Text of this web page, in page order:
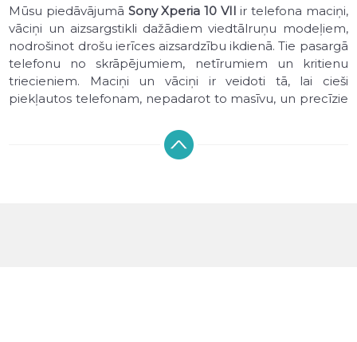
Mūsu piedāvājumā Sony Xperia 10 VII ir telefona maciņi,
vāciņi un aizsargstikli dažādiem viedtālruņu modeļiem,
nodrošinot drošu ierīces aizsardzību ikdienā. Tie pasargā
telefonu no skrāpējumiem, netīrumiem un kritienu
triecieniem. Maciņi un vāciņi ir veidoti tā, lai cieši
piekļautos telefonam, nepadarot to masīvu, un precīzie
skaļruņiem un uzlādes pieslēgvietai, netraucējot ierīces
funkcionalitāti. Sortimentā pieejami maciņi un vāciņi no